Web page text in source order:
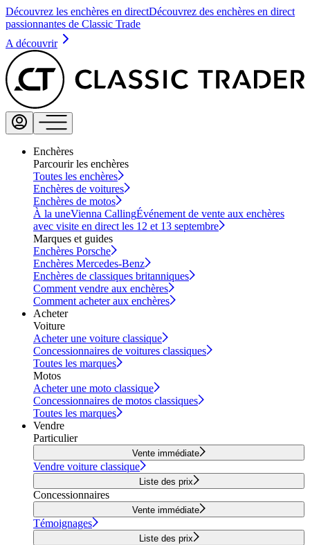
Découvrez les enchères en directDécouvrez des enchères en direct
passionnantes de Classic Trade
A découvrir
Enchères
Parcourir les enchères
Toutes les enchères
Enchères de voitures
Enchères de motos
À la uneVienna CallingÉvénement de vente aux enchères
avec visite en direct les 12 et 13 septembre
Marques et guides
Enchères Porsche
Enchères Mercedes-Benz
Enchères de classiques britanniques
Comment vendre aux enchères
Comment acheter aux enchères
Acheter
Voiture
Acheter une voiture classique
Concessionnaires de voitures classiques
Toutes les marques
Motos
Acheter une moto classique
Concessionnaires de motos classiques
Toutes les marques
Vendre
Particulier
Vente immédiate
Vendre voiture classique
Liste des prix
Concessionnaires
Vente immédiate
Témoignages
Liste des prix